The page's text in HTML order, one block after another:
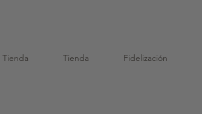
Tienda Tienda Fidelización